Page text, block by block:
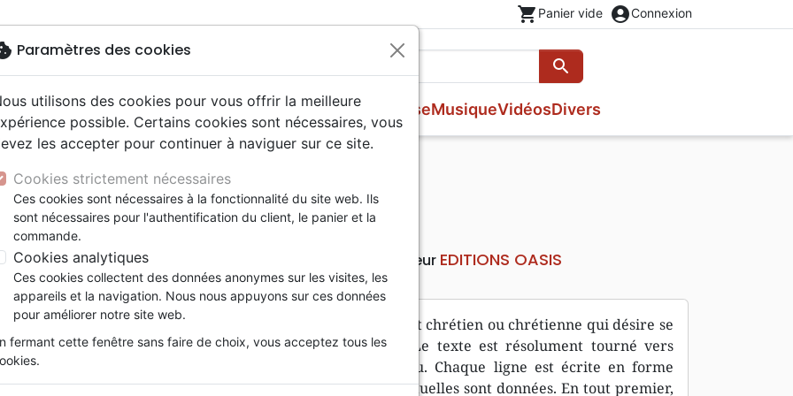
shopping_cart Panier vide account_circleConnexion
search
Rechercher
NouveautésBibles
courant
fondamental
Autres versions
Bibles d'étude
Bibles audio
Nouveaux Testaments
Livres
sectes
adoration, louange
Famille, couple
Personne, santé
Ethique, société, politique
Religions
Jeunesse
ans
Adolescents, jeunes
Enseignement jeunesse
Musique
de fête
Recueils et partitions
Vidéos
reportages
animés
Concerts, spectacles
Divers
Willow Tree
Objets cadeaux
Jeux
Fourres de Bible
VAINCRE LA PORNOGRAPHIE
VAINCRE LA PORNOGRAPHIE
Référence Editeur EDITIONS OASIS
Description Détails du produit
Ce petit livre se veut apporter de l’espoir à tout chrétien ou chrétienne qui désire se
dégager de l’addiction de la pornographie. Le texte est résolument tourné vers
l’aspect de la puissance de la Parole de Dieu. Chaque ligne est écrite en forme
d’encouragement. Des bases pratiques et spirituelles sont données. En tout premier,
Paramètres des cookies
utilisons des cookies pour vous offrir la meilleure
possible. Certains cookies sont nécessaires, vous
les accepter pour continuer à naviguer sur ce site.
Cookies strictement nécessaires
Ces cookies sont nécessaires à la fonctionnalité du site web. Ils
sont nécessaires pour l'authentification du client, le panier et la
commande.
Cookies analytiques
Ces cookies collectent des données anonymes sur les visites, les
appareils et la navigation. Nous nous appuyons sur ces données
pour améliorer notre site web.
fermant cette fenêtre sans faire de choix, vous acceptez tous les